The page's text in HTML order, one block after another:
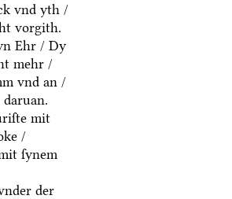
vnd yth /
vorgith.
Ehr / Dy
mehr /
vnd an /
mit
/
ſynem
der